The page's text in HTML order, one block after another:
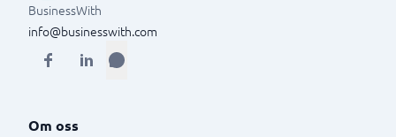
BusinessWith
info@businesswith.com
Om oss